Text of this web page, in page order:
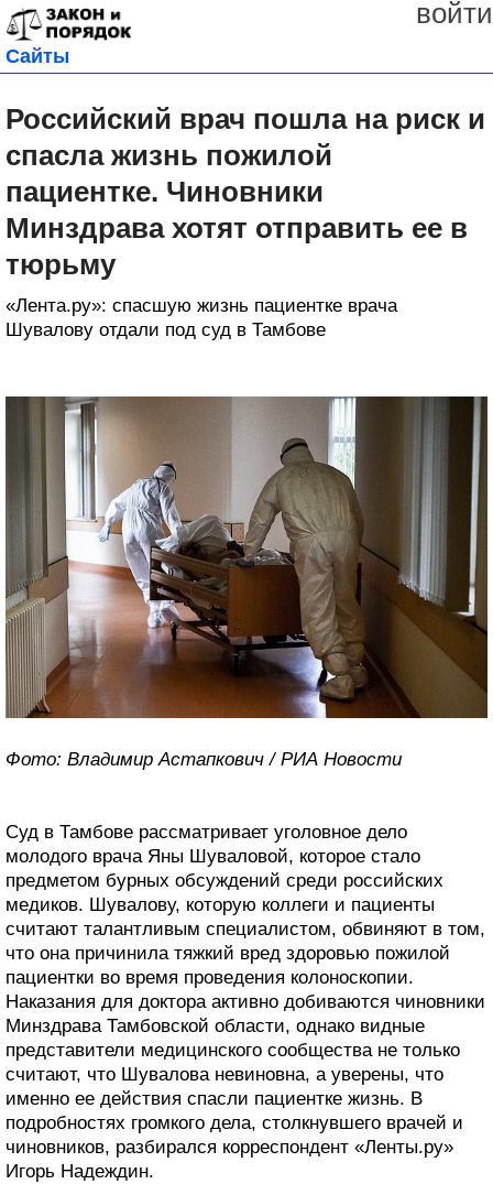
войти
Сайты
Российский врач пошла на риск и
спасла жизнь пожилой
пациентке. Чиновники
Минздрава хотят отправить ее в
тюрьму
«Лента.ру»: спасшую жизнь пациентке врача
Шувалову отдали под суд в Тамбове
Фото: Владимир Астапкович / РИА Новости
Суд в Тамбове рассматривает уголовное дело
молодого врача Яны Шуваловой, которое стало
предметом бурных обсуждений среди российских
медиков. Шувалову, которую коллеги и пациенты
считают талантливым специалистом, обвиняют в том,
что она причинила тяжкий вред здоровью пожилой
пациентки во время проведения колоноскопии.
Наказания для доктора активно добиваются чиновники
Минздрава Тамбовской области, однако видные
представители медицинского сообщества не только
считают, что Шувалова невиновна, а уверены, что
именно ее действия спасли пациентке жизнь. В
подробностях громкого дела, столкнувшего врачей и
чиновников, разбирался корреспондент «Ленты.ру»
Игорь Надеждин.